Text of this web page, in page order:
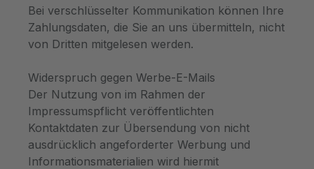
Bei verschlüsselter Kommunikation können Ihre
Zahlungsdaten, die Sie an uns übermitteln, nicht
von Dritten mitgelesen werden.
Widerspruch gegen Werbe-E-Mails
Der Nutzung von im Rahmen der
Impressumspflicht veröffentlichten
Kontaktdaten zur Übersendung von nicht
ausdrücklich angeforderter Werbung und
Informationsmaterialien wird hiermit